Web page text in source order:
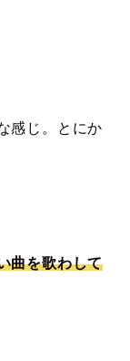
感じ。とにか
曲を歌わして